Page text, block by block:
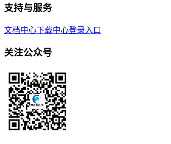
支持与服务
文档中心下载中心登录入口
关注公众号